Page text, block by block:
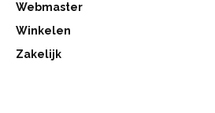
Webmaster
Winkelen
Zakelijk